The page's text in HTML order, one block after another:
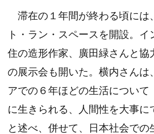
滞在の１年間が終わる頃には
ト・ラン・スペースを開設。イ
住の造形作家、廣田緑さんと協
の展示会も開いた。横内さんは
アでの６年ほどの生活について
に生きられる、人間性を大事に
と述べ、併せて、日本社会での